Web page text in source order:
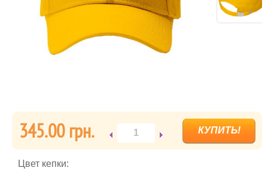
345.00 грн.
Цвет кепки: